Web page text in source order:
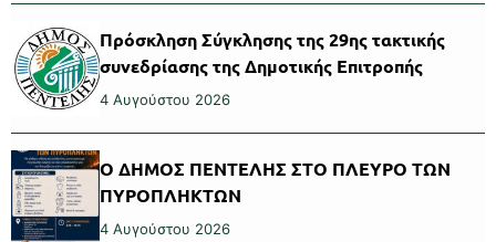
Πρόσκληση Σύγκλησης της 29ης τακτικής
συνεδρίασης της Δημοτικής Επιτροπής
4 Αυγούστου 2026
Ο ΔΗΜΟΣ ΠΕΝΤΕΛΗΣ ΣΤΟ ΠΛΕΥΡΟ ΤΩΝ
ΠΥΡΟΠΛΗΚΤΩΝ
4 Αυγούστου 2026